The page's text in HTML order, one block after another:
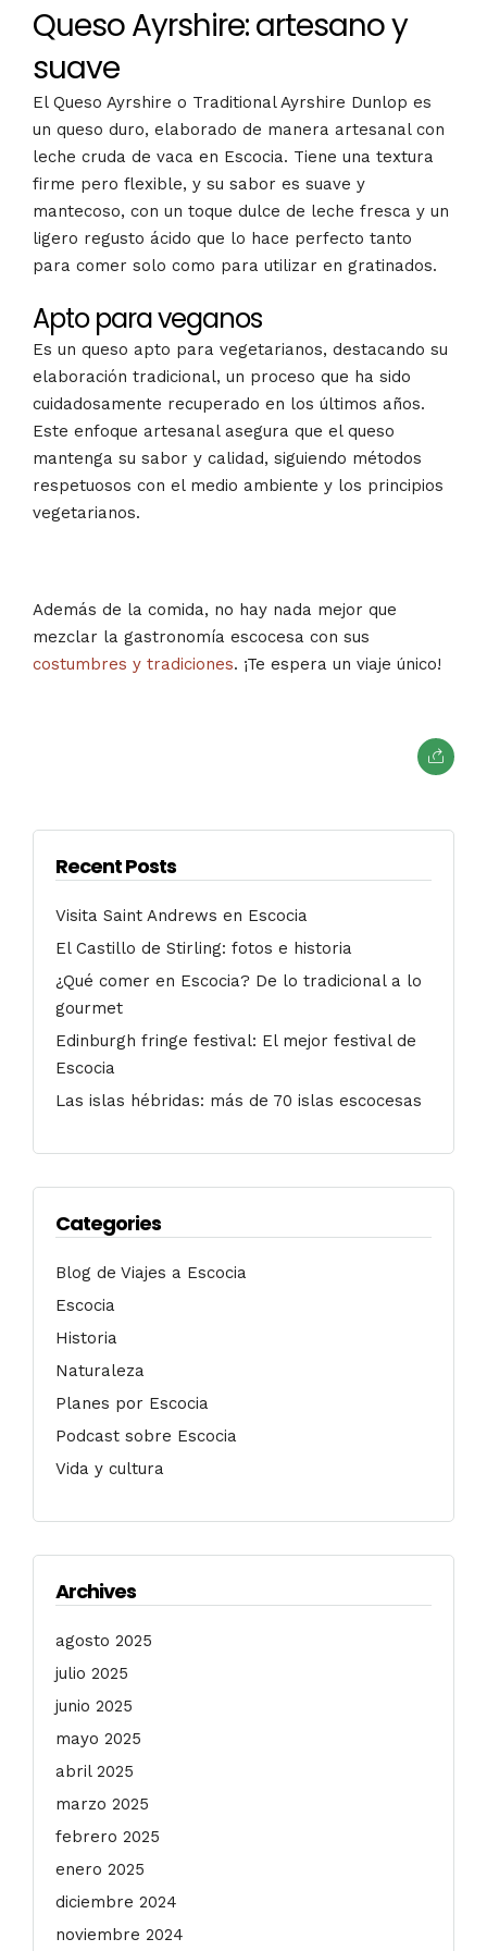
Queso Ayrshire: artesano y
suave
El Queso Ayrshire o Traditional Ayrshire Dunlop es
un queso duro, elaborado de manera artesanal con
leche cruda de vaca en Escocia. Tiene una textura
firme pero flexible, y su sabor es suave y
mantecoso, con un toque dulce de leche fresca y un
ligero regusto ácido que lo hace perfecto tanto
para comer solo como para utilizar en gratinados.
Apto para veganos
Es un queso apto para vegetarianos, destacando su
elaboración tradicional, un proceso que ha sido
cuidadosamente recuperado en los últimos años.
Este enfoque artesanal asegura que el queso
mantenga su sabor y calidad, siguiendo métodos
respetuosos con el medio ambiente y los principios
vegetarianos.
Además de la comida, no hay nada mejor que
mezclar la gastronomía escocesa con sus
costumbres y tradiciones. ¡Te espera un viaje único!
Recent Posts
Visita Saint Andrews en Escocia
El Castillo de Stirling: fotos e historia
¿Qué comer en Escocia? De lo tradicional a lo
gourmet
Edinburgh fringe festival: El mejor festival de
Escocia
Las islas hébridas: más de 70 islas escocesas
Categories
Blog de Viajes a Escocia
Escocia
Historia
Naturaleza
Planes por Escocia
Podcast sobre Escocia
Vida y cultura
Archives
agosto 2025
julio 2025
junio 2025
mayo 2025
abril 2025
marzo 2025
febrero 2025
enero 2025
diciembre 2024
noviembre 2024